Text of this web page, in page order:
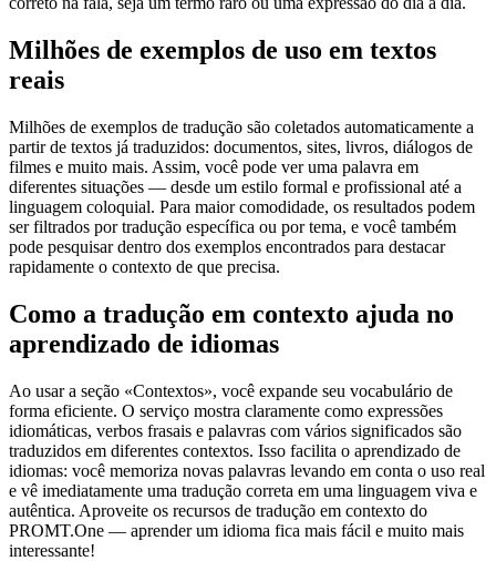
Milhões de exemplos de uso em textos
reais
Milhões de exemplos de tradução são coletados automaticamente a
partir de textos já traduzidos: documentos, sites, livros, diálogos de
filmes e muito mais. Assim, você pode ver uma palavra em
diferentes situações — desde um estilo formal e profissional até a
linguagem coloquial. Para maior comodidade, os resultados podem
ser filtrados por tradução específica ou por tema, e você também
pode pesquisar dentro dos exemplos encontrados para destacar
rapidamente o contexto de que precisa.
Como a tradução em contexto ajuda no
aprendizado de idiomas
Ao usar a seção «Contextos», você expande seu vocabulário de
forma eficiente. O serviço mostra claramente como expressões
idiomáticas, verbos frasais e palavras com vários significados são
traduzidos em diferentes contextos. Isso facilita o aprendizado de
idiomas: você memoriza novas palavras levando em conta o uso real
e vê imediatamente uma tradução correta em uma linguagem viva e
autêntica. Aproveite os recursos de tradução em contexto do
PROMT.One — aprender um idioma fica mais fácil e muito mais
interessante!